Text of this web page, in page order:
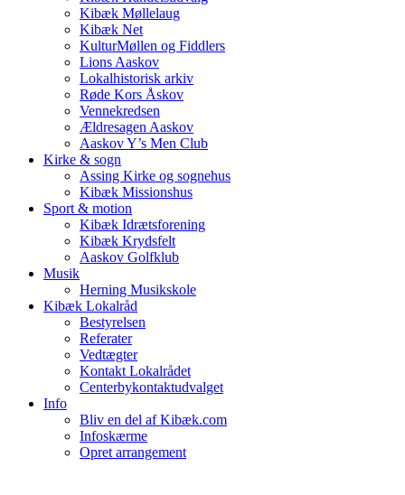
Kibæk Møllelaug
Kibæk Net
KulturMøllen og Fiddlers
Lions Aaskov
Lokalhistorisk arkiv
Røde Kors Åskov
Vennekredsen
Ældresagen Aaskov
Aaskov Y’s Men Club
Kirke & sogn
Assing Kirke og sognehus
Kibæk Missionshus
Sport & motion
Kibæk Idrætsforening
Kibæk Krydsfelt
Aaskov Golfklub
Musik
Herning Musikskole
Kibæk Lokalråd
Bestyrelsen
Referater
Vedtægter
Kontakt Lokalrådet
Centerbykontaktudvalget
Info
Bliv en del af Kibæk.com
Infoskærme
Opret arrangement